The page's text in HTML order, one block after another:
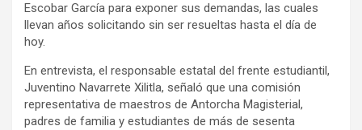
Escobar García para exponer sus demandas, las cuales
llevan años solicitando sin ser resueltas hasta el día de
hoy.
En entrevista, el responsable estatal del frente estudiantil,
Juventino Navarrete Xilitla, señaló que una comisión
representativa de maestros de Antorcha Magisterial,
padres de familia y estudiantes de más de sesenta